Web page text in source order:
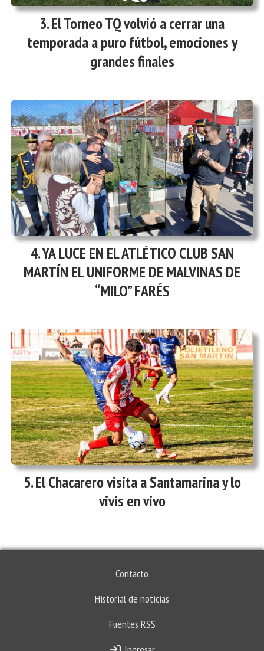
El Torneo TQ volvió a cerrar una
temporada a puro fútbol, emociones y
grandes finales
YA LUCE EN EL ATLÉTICO CLUB SAN
MARTÍN EL UNIFORME DE MALVINAS DE
“MILO” FARÉS
El Chacarero visita a Santamarina y lo
vivís en vivo
Contacto
Historial de noticias
Fuentes RSS